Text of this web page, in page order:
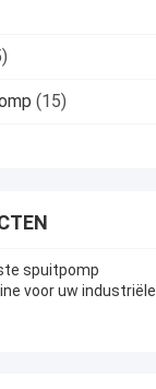
(15)
spuitpomp
voor uw industriële